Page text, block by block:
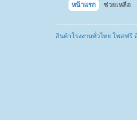
หน้าแรก ช่วยเหลือ
สินค้าโรงงานทั่วไทย โพสฟรี